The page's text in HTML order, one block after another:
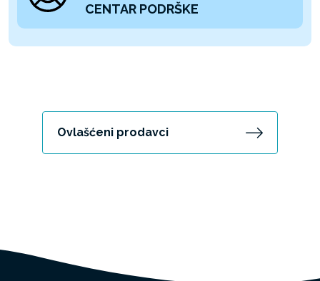
CENTAR PODRŠKE
Ovlašćeni prodavci